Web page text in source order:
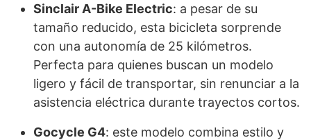
Sinclair A-Bike Electric: a pesar de su
tamaño reducido, esta bicicleta sorprende
con una autonomía de 25 kilómetros.
Perfecta para quienes buscan un modelo
ligero y fácil de transportar, sin renunciar a la
asistencia eléctrica durante trayectos cortos.
Gocycle G4: este modelo combina estilo y